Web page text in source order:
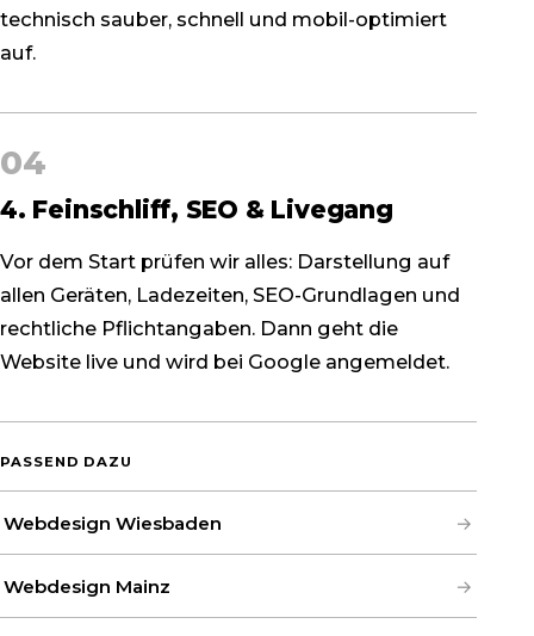
technisch sauber, schnell und mobil-optimiert
auf.
04
4. Feinschliff, SEO & Livegang
Vor dem Start prüfen wir alles: Darstellung auf
allen Geräten, Ladezeiten, SEO-Grundlagen und
rechtliche Pflichtangaben. Dann geht die
Website live und wird bei Google angemeldet.
PASSEND DAZU
Webdesign Wiesbaden
Webdesign Mainz